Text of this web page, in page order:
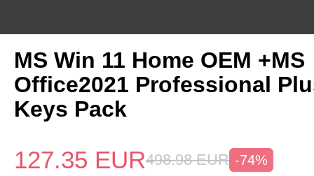
MS Win 11 Home OEM +MS
Office2021 Professional
Keys Pack
127.35 EUR498.98 EUR -74%